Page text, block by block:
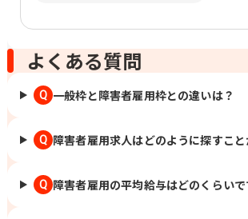
よくある質問
Q 一般枠と障害者雇用枠との違いは？
Q 障害者雇用求人はどのように探すこ
Q 障害者雇用の平均給与はどのくらいで